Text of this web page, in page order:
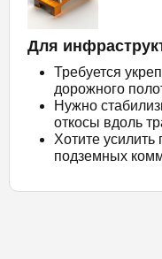
Для
Требуется
дорожного
Нужно
откосы вдоль
Хотите усилить
подземных